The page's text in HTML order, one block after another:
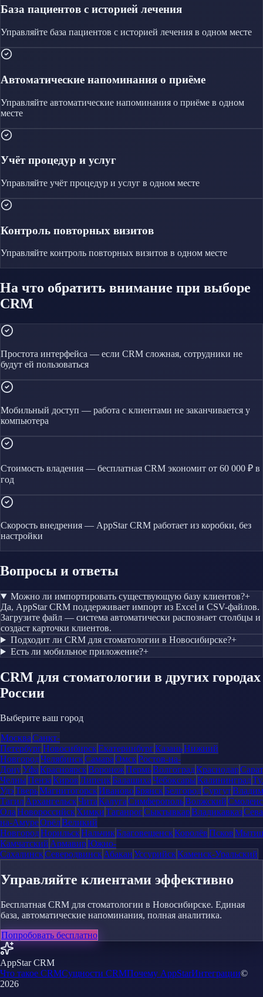
База пациентов с историей лечения
Управляйте база пациентов с историей лечения в одном месте
Автоматические напоминания о приёме
Управляйте автоматические напоминания о приёме в одном
месте
Учёт процедур и услуг
Управляйте учёт процедур и услуг в одном месте
Контроль повторных визитов
Управляйте контроль повторных визитов в одном месте
На что обратить внимание при выборе
CRM
Простота интерфейса — если CRM сложная, сотрудники не
будут ей пользоваться
Мобильный доступ — работа с клиентами не заканчивается у
компьютера
Стоимость владения — бесплатная CRM экономит от 60 000 ₽ в
год
Скорость внедрения — AppStar CRM работает из коробки, без
настройки
Вопросы и ответы
Можно ли импортировать существующую базу клиентов?+
Да, AppStar CRM поддерживает импорт из Excel и CSV-файлов.
Загрузите файл — система автоматически распознает столбцы и
создаст карточки клиентов.
Подходит ли CRM для стоматологии в Новосибирске?+
Есть ли мобильное приложение?+
CRM для стоматологии в других городах
России
Выберите ваш город
МоскваСанкт-
ПетербургНовосибирскЕкатеринбургКазаньНижний
НовгородЧелябинскСамараОмскРостов-на-
ДонуУфаКрасноярскВоронежПермьВолгоградКраснодар
ЧелныПензаКировЛипецкБалашихаЧебоксарыКалининград
УдэТверьМагнитогорскИвановоБрянскБелгородСургут
ТагилАрхангельскЧитаКалугаСимферопольВолжский
ОлаНовороссийскХимкиТаганрогСыктывкарВладикавказ
на-АмуреОрёлВеликий
НовгородНорильскНальчикБлаговещенскКоролёвПсков
Камчатский АрмавирЮжно-
СахалинскСеверодвинскАбаканУссурийскКаменск-Уральский
Управляйте клиентами эффективно
Бесплатная CRM для стоматологии в Новосибирске. Единая
база, автоматические напоминания, полная аналитика.
Попробовать бесплатно
AppStar CRM
Что такое CRMСущности CRMПочему AppStarИнтеграции©
2026